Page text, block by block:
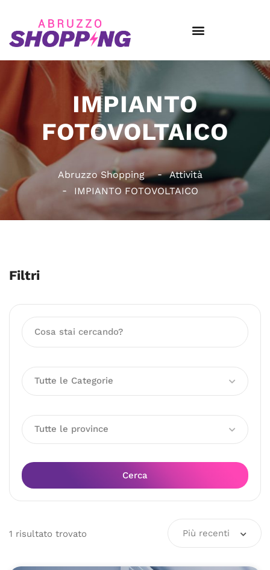
IMPIANTO
FOTOVOLTAICO
Abruzzo Shopping
Attività
IMPIANTO FOTOVOLTAICO
Filtri
Tutte le Categorie
Tutte le province
Cerca
1 risultato trovato Più recenti